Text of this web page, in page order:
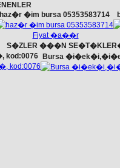
haz�r �im bursa 05353583714
Fiyat �a��r
S�ZLER ���N
kod:0076 Bursa